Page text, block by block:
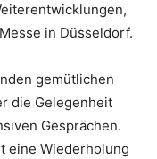
in Düsseldorf.
gemütlichen
die Gelegenheit
Gesprächen.
eine Wiederholung